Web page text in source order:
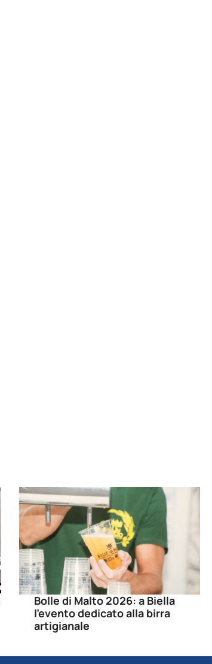
Bolle di Malto 2026: a Biella
l’evento dedicato alla birra
artigianale